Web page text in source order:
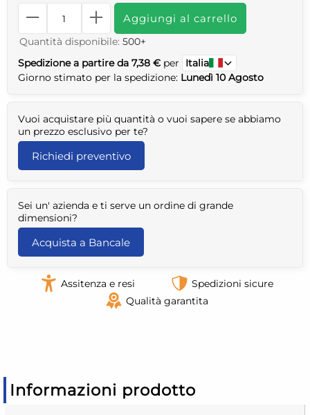
Aggiungi al carrello
Quantità disponibile: 500+
Spedizione a partire da 7,38 € per
Italia
Giorno stimato per la spedizione: Lunedì 10 Agosto
Vuoi acquistare più quantità o vuoi sapere se abbiamo
un prezzo esclusivo per te?
Richiedi preventivo
Sei un' azienda e ti serve un ordine di grande
dimensioni?
Acquista a Bancale
Assitenza e resi
Spedizioni sicure
Qualità garantita
Informazioni prodotto